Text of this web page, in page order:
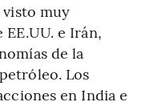
visto muy
e Irán,
de la
Los
en India e